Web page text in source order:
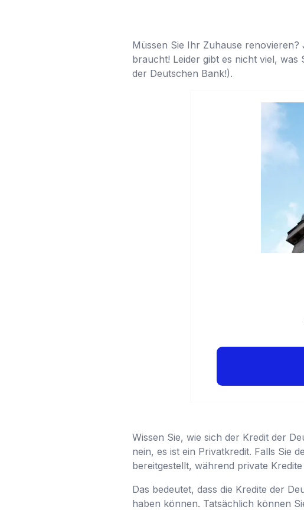
Müssen Sie Ihr Zuhause
braucht! Leider gibt es nicht viel,
der Deutschen Bank!).
Wissen Sie, wie sich der Kredit der
nein, es ist ein Privatkredit. Falls Sie
bereitgestellt, während private
Das bedeutet, dass die Kredite der
haben können. Tatsächlich können